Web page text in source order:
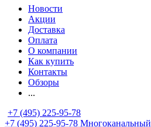
Новости
Акции
Доставка
Оплата
О компании
Как купить
Контакты
Обзоры
...
+7 (495) 225-95-78
+7 (495) 225-95-78 Многоканальный